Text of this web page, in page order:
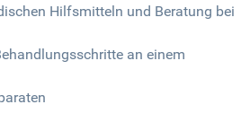
Hilfsmitteln und Beratung bei
an einem